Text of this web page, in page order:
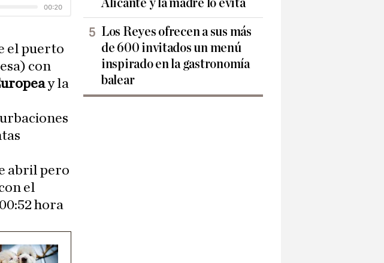
el puerto
con
y la
abril pero
el
hora
Alicante y la madre lo evita
Los Reyes ofrecen a sus más
de 600 invitados un menú
inspirado en la gastronomía
balear